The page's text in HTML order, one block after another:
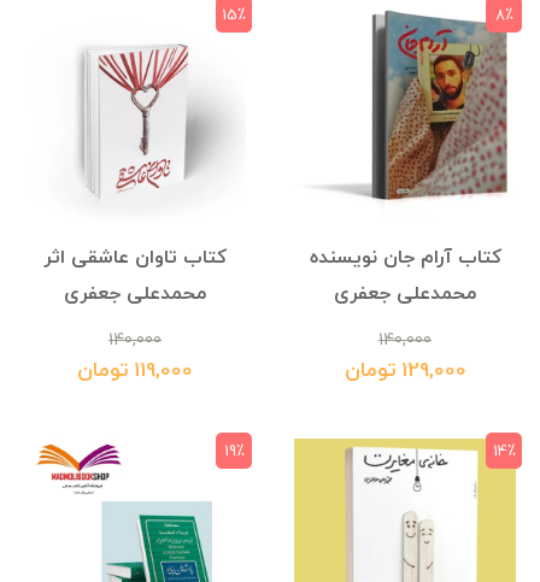
کتاب آرام جان نویسنده
محمدعلی جعفری
140,000
129,000 تومان
8٪
کتاب تاوان عاشقی اثر
محمدعلی جعفری
140,000
119,000 تومان
15٪
14٪ 19٪